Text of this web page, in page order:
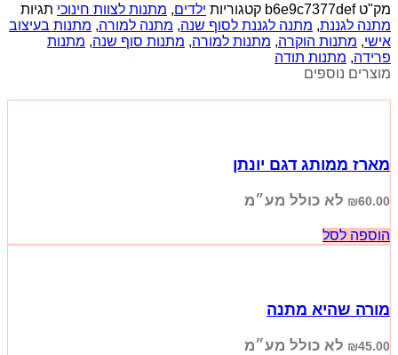
מק"טb6e9c7377def קטגוריות ילדים, מתנות לצוות חינוכי תגיות
מתנה לגננת, מתנה לגננת לסוף שנה, מתנה למורה, מתנות בעיצוב
אישי, מתנות הוקרה, מתנות למורה, מתנות סוף שנה, מתנות
פרידה, מתנות תודה
מוצרים נוספים
מארז ממותג דגם יונתן
₪60.00 לא כולל מע״מ
הוספה לסל
מורה שהיא מתנה
₪45.00 לא כולל מע״מ